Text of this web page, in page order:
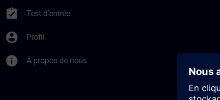
assignment_turned_in Test d'entrée
account_circle Profil
info À propos de nous